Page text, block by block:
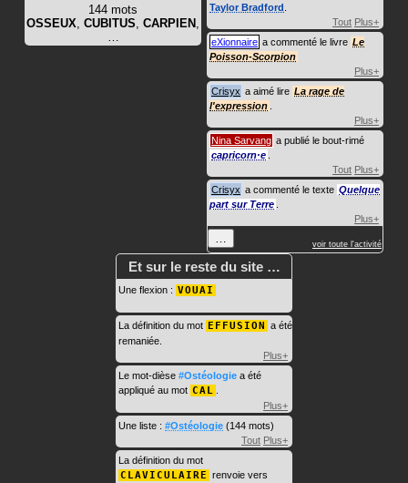
144 mots
OSSEUX CUBITUS CARPIEN
Taylor Bradford
Tout Plus+
eXionnaire a commenté le livre Le
Poisson-Scorpion
Plus+
Crisyx a aimé lire La rage de
l'expression
Plus+
Nina Sarvang a publié le bout-rimé
capricorn·e
Tout Plus+
Crisyx a commenté le texte Quelque
part sur Terre
Plus+
voir toute l'activité
Et sur le reste du site …
Une flexion : VOUAI
La définition du mot EFFUSION a été
remaniée.
Plus+
Le mot-dièse #Ostéologie a été
appliqué au mot CAL
Plus+
Une liste : #Ostéologie (144 mots)
Tout Plus+
La définition du mot
CLAVICULAIRE renvoie vers